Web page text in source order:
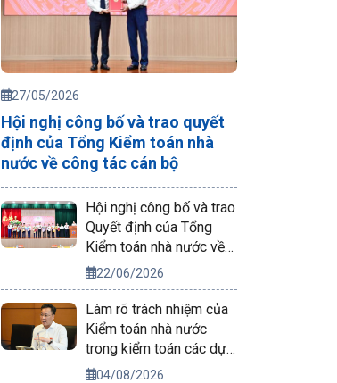
27/05/2026
Hội nghị công bố và trao quyết
định của Tổng Kiểm toán nhà
nước về công tác cán bộ
Hội nghị công bố và trao
Quyết định của Tổng
Kiểm toán nhà nước về
công tác cán bộ
22/06/2026
Làm rõ trách nhiệm của
Kiểm toán nhà nước
trong kiểm toán các dự
án phục vụ APEC 2027
04/08/2026